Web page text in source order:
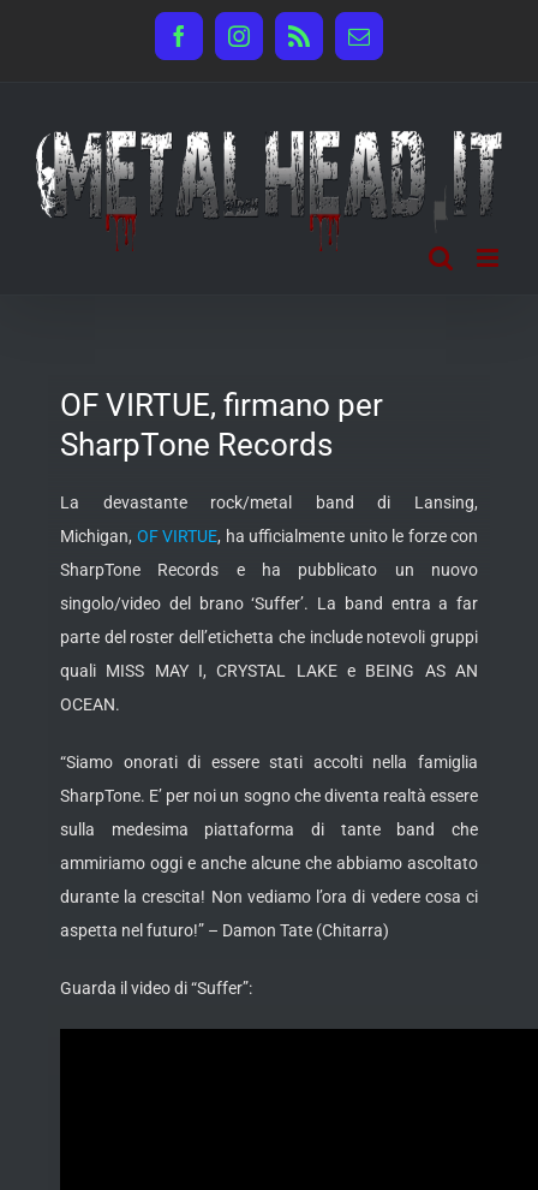
FacebookInstagram
Rss Email
OF VIRTUE, firmano per
SharpTone Records
La devastante rock/metal band di Lansing,
Michigan, OF VIRTUE, ha ufficialmente unito le forze con
SharpTone Records e ha pubblicato un nuovo
singolo/video del brano ‘Suffer’. La band entra a far
parte del roster dell’etichetta che include notevoli gruppi
quali MISS MAY I, CRYSTAL LAKE e BEING AS AN
OCEAN.
“Siamo onorati di essere stati accolti nella famiglia
SharpTone. E’ per noi un sogno che diventa realtà essere
sulla medesima piattaforma di tante band che
ammiriamo oggi e anche alcune che abbiamo ascoltato
durante la crescita! Non vediamo l’ora di vedere cosa ci
aspetta nel futuro!” – Damon Tate (Chitarra)
Guarda il video di “Suffer”: